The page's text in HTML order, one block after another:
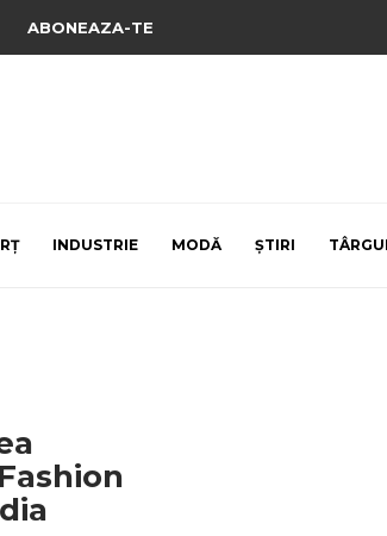
ABONEAZA-TE
INDUSTRIE MODĂ ȘTIRI